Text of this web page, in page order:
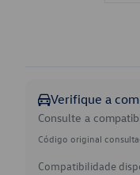
Verifique a
Consulte a
Código original
Compatibilidade